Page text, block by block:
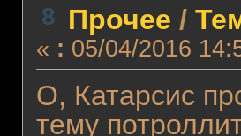
8 Прочее /
« : 05/04/2016
О, Катарсис
тему